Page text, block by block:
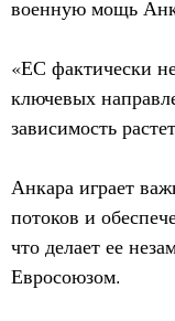
военную мощь
«ЕС фактически
ключевых
зависимость
Анкара играет
потоков и
что делает ее
Евросоюзом.